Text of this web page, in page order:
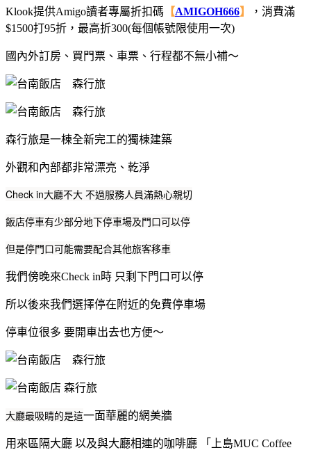
Klook提供Amigo讀者專屬折扣碼 【AMIGOH666】
，消費滿
$1500打95折，最高折300(每個帳號限使用一次)
國內外訂房、買門票、車票、行程都不無小補～
森行旅是一棟全新完工的獨棟建築
外觀和內部都非常漂亮、乾淨
Check in大廳不大 不過服務人員滿熱心親切
飯店停車有少部分地下停車場及門口可以停
但是停門口可能需要配合其他旅客移車
我們傍晚來Check in時 只剩下門口可以停
所以後來我們選擇停在附近的免費停車場
停車位很多 要開車出去也方便～
大廳最吸睛的是這一面華麗的網美牆
用來區隔大廳 以及與大廳相連的咖啡廳 「上島MUC Coffee